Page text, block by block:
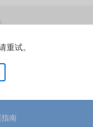
南
重试。